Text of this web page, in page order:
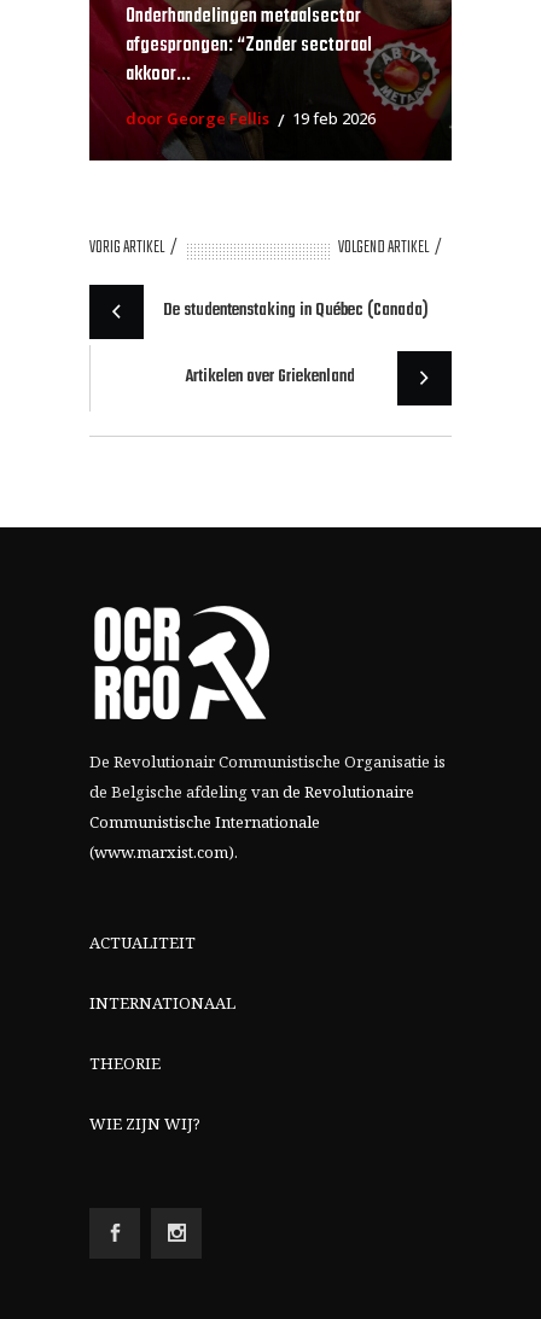
Onderhandelingen metaalsector
afgesprongen: “Zonder sectoraal
akkoor...
door George Fellis 19 feb 2026
VORIG ARTIKEL VOLGEND ARTIKEL
De studentenstaking in Québec (Canada)
Artikelen over Griekenland
De Revolutionair Communistische Organisatie is
de Belgische afdeling vande Revolutionaire
Communistische Internationale
(www.marxist.com).
ACTUALITEIT
INTERNATIONAAL
THEORIE
WIE ZIJN WIJ?